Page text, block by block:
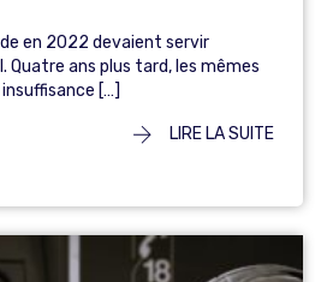
en 2022 devaient servir
Quatre ans plus tard, les mêmes
[…]
LIRE LA SUITE